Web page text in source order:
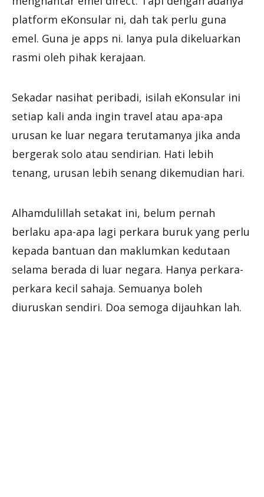
platform eKonsular ni, dah tak perlu guna
emel. Guna je apps ni. Ianya pula dikeluarkan
rasmi oleh pihak kerajaan.
Sekadar nasihat peribadi, isilah eKonsular ini
setiap kali anda ingin travel atau apa-apa
urusan ke luar negara terutamanya jika anda
bergerak solo atau sendirian. Hati lebih
tenang, urusan lebih senang dikemudian hari.
Alhamdulillah setakat ini, belum pernah
berlaku apa-apa lagi perkara buruk yang perlu
kepada bantuan dan maklumkan kedutaan
selama berada di luar negara. Hanya perkara-
perkara kecil sahaja. Semuanya boleh
diuruskan sendiri. Doa semoga dijauhkan lah.